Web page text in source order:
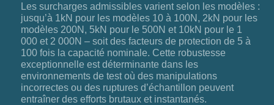
Les surcharges admissibles varient selon les modèles :
jusqu’à 1kN pour les modèles 10 à 100N, 2kN pour les
modèles 200N, 5kN pour le 500N et 10kN pour le 1
000 et 2 000N – soit des facteurs de protection de 5 à
100 fois la capacité nominale. Cette robustesse
exceptionnelle est déterminante dans les
environnements de test où des manipulations
incorrectes ou des ruptures d’échantillon peuvent
entraîner des efforts brutaux et instantanés.